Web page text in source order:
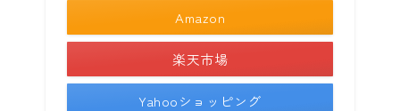
Amazon
楽天市場
Yahooショッピング